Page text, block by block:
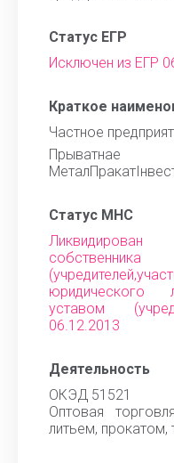
Статус ЕГР
Исключен из ЕГР
Краткое
Частное
Прыватнае
Статус МНС
юридического
уставом
06.12.2013
Деятельность
ОКЭД 51521
Оптовая
литьем, прокатом,